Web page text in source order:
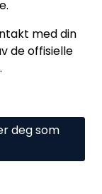
med din
de offisielle
deg som